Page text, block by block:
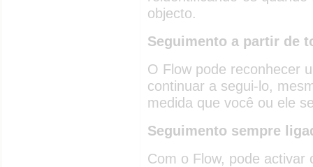
objecto.
Seguimento a partir de
O Flow pode reconhecer
continuar a segui-lo,
medida que você ou ele
Seguimento sempre
Com o Flow, pode activar